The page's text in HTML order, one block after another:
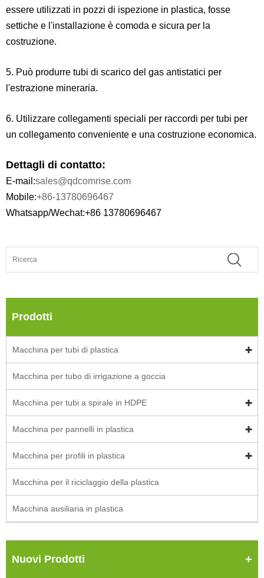
essere utilizzati in pozzi di ispezione in plastica, fosse
settiche e l'installazione è comoda e sicura per la
costruzione.
5. Può produrre tubi di scarico del gas antistatici per
l'estrazione mineraria.
6. Utilizzare collegamenti speciali per raccordi per tubi per
un collegamento conveniente e una costruzione economica.
Dettagli di contatto:
E-mail:sales@qdcomrise.com
Mobile:+86-13780696467
Whatsapp/Wechat:+86 13780696467
Prodotti
Macchina per tubi di plastica
Macchina per tubo di irrigazione a goccia
Macchina per tubi a spirale in HDPE
Macchina per pannelli in plastica
Macchina per profili in plastica
Macchina per il riciclaggio della plastica
Macchina ausiliaria in plastica
Nuovi Prodotti